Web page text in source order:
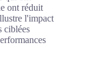
ont réduit
l'impact
ciblées